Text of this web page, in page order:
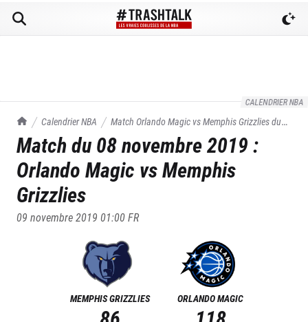
CALENDRIER NBA
TrashTalk Actu NBA
Calendrier NBA Match Orlando Magic vsMemphis Grizzliesdu
08/11/2019
Match du 08 novembre 2019 :
Orlando Magic vsMemphis
Grizzlies
09 novembre 2019 01:00FR
MEMPHIS GRIZZLIES ORLANDO MAGIC